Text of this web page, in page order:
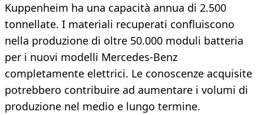
Kuppenheim ha una capacità annua di 2.500
tonnellate. I materiali recuperati confluiscono
nella produzione di oltre 50.000 moduli batteria
per i nuovi modelli Mercedes-Benz
completamente elettrici. Le conoscenze acquisite
potrebbero contribuire ad aumentare i volumi di
produzione nel medio e lungo termine.